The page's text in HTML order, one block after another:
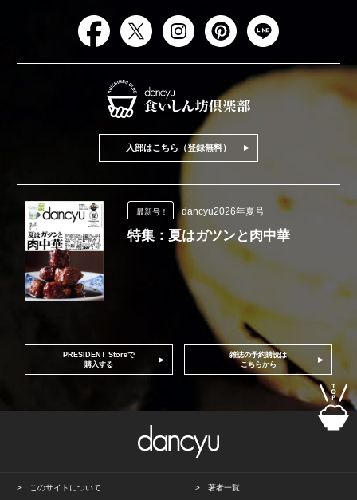
入部はこちら（登録無料）
最新号！ dancyu2026年夏号
特集：夏はガツンと肉中華
PRESIDENT Storeで
購入する
雑誌の予約購読は
こちらから
このサイトについて 著者一覧